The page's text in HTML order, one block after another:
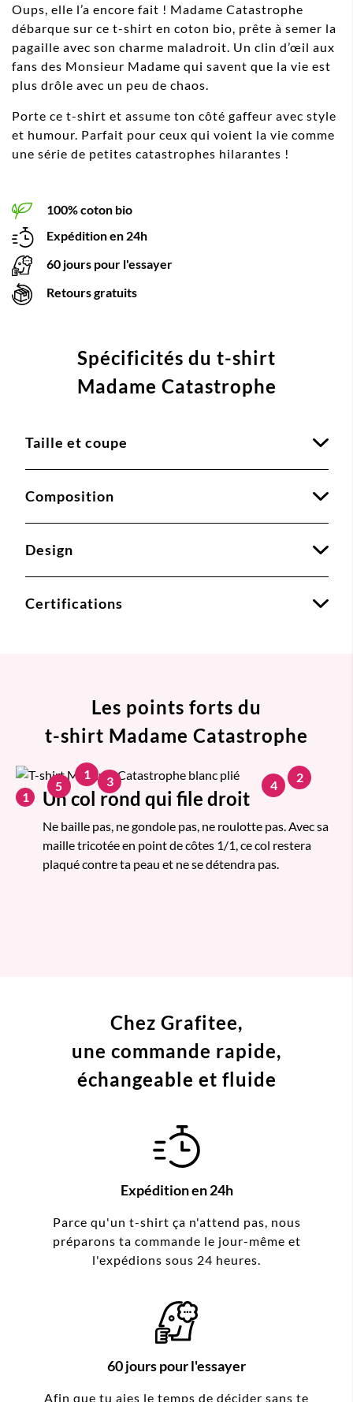
Oups, elle l’a encore fait ! Madame Catastrophe
débarque sur ce t-shirt en coton bio, prête à semer la
pagaille avec son charme maladroit. Un clin d’œil aux
fans des Monsieur Madame qui savent que la vie est
plus drôle avec un peu de chaos.
Porte ce t-shirt et assume ton côté gaffeur avec style
et humour. Parfait pour ceux qui voient la vie comme
une série de petites catastrophes hilarantes !
100% coton bio
Expédition en 24h
60 jours pour l'essayer
Retours gratuits
Spécificités du t-shirt
Madame Catastrophe
Taille et coupe
Composition
Design
Certifications
Les points forts du
t-shirt Madame Catastrophe
1 Un col rond qui file droit
Ne baille pas, ne gondole pas, ne roulotte pas. Avec sa
maille tricotée en point de côtes 1/1, ce col restera
plaqué contre ta peau et ne se détendra pas.
1 2
3 4
5
Chez Grafitee,
une commande rapide,
échangeable et fluide
Expédition en 24h
Parce qu'un t-shirt ça n'attend pas, nous
préparons ta commande le jour-même et
l'expédions sous 24 heures.
60 jours pour l'essayer
Afin que tu aies le temps de décider sans te